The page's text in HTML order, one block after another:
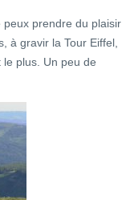
prendre du plaisir
à gravir la Tour Eiffel,
le plus. Un peu de